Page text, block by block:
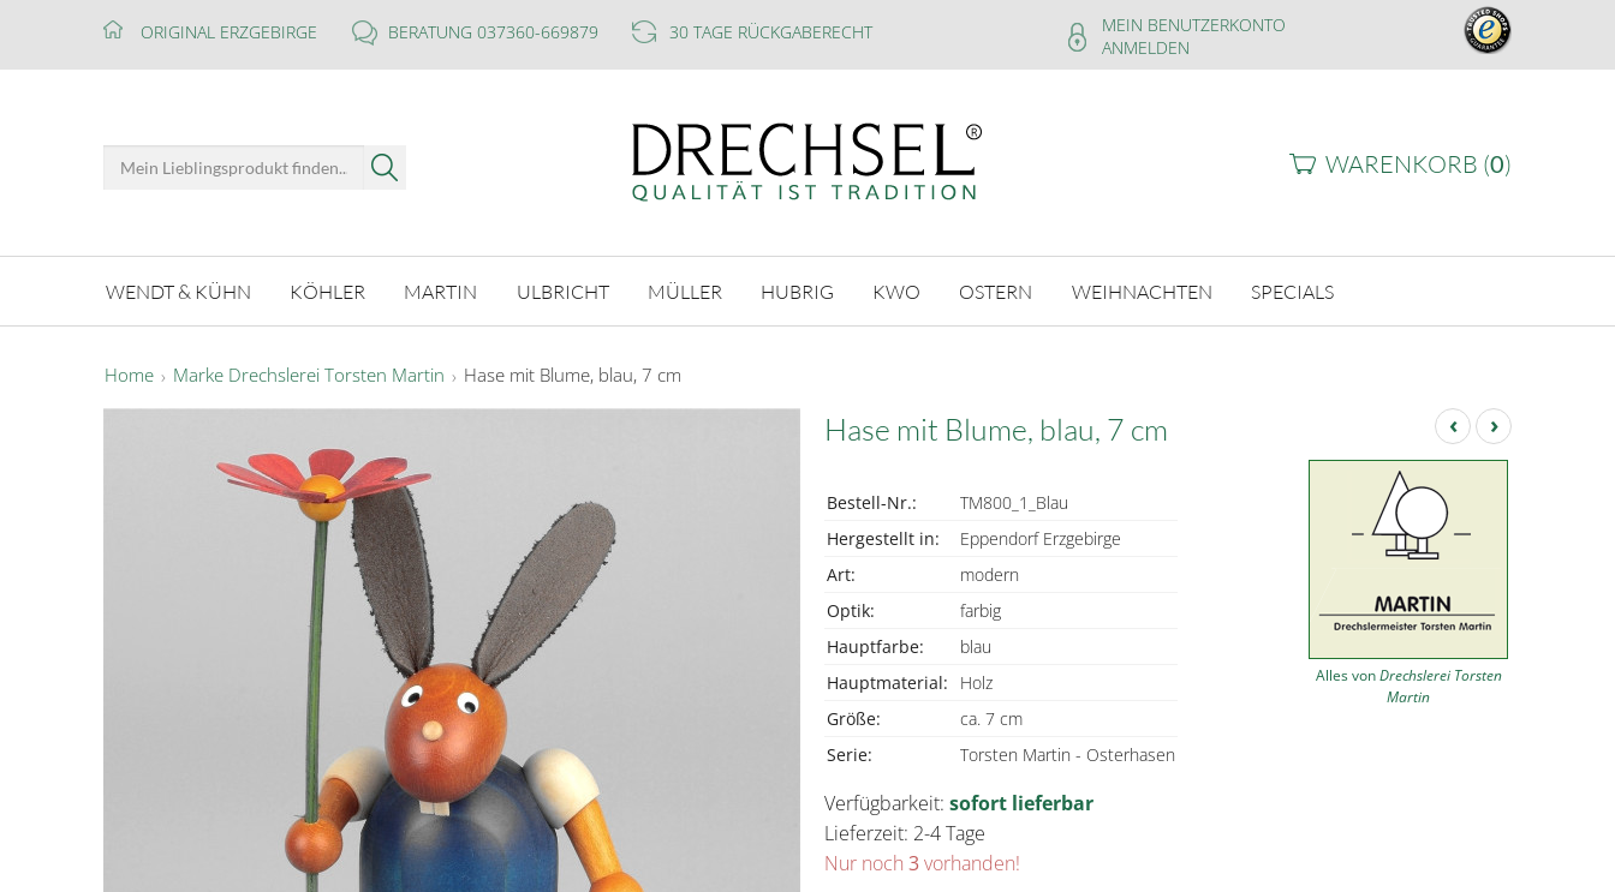
ORIGINAL ERZGEBIRGE BERATUNG 037360-669879 30 TAGE RÜCKGABERECHT
MEIN BENUTZERKONTO
ANMELDEN
WARENKORB (0)
WENDT & KÜHN KÖHLER MARTIN ULBRICHT MÜLLER HUBRIG KWO OSTERN WEIHNACHTEN SPECIALS
Home Marke Drechslerei Torsten Martin Hase mit Blume, blau, 7 cm
‹ ›
Hase mit Blume, blau, 7 cm
Bestell-Nr.:
TM800_1_Blau
Hergestellt in:
Eppendorf Erzgebirge
Art:
modern
Optik:
farbig
Hauptfarbe:
blau
Hauptmaterial:
Holz
Größe:
ca. 7 cm
Serie:
Torsten Martin - Osterhasen
Alles vonDrechslerei Torsten
Martin
Verfügbarkeit: sofort lieferbar
Lieferzeit: 2-4 Tage
Nur noch 3vorhanden!